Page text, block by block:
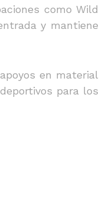
como Wild
y mantiene
en material
para los